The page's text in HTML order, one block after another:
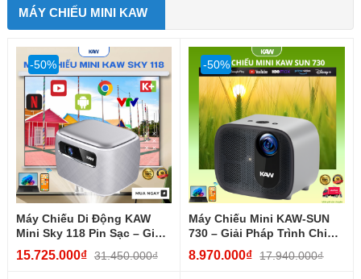
MÁY CHIẾU MINI KAW
Máy Chiếu Di Động KAW
Mini Sky 118 Pin Sạc – Giải
Trí Mọi Nơi...
15.725.000₫ 31.450.000₫
-50%
Máy Chiếu Mini KAW-SUN
730 – Giải Pháp Trình Chiếu
Hiện Đại Cho Gia Đình...
8.970.000₫ 17.940.000₫
-50%